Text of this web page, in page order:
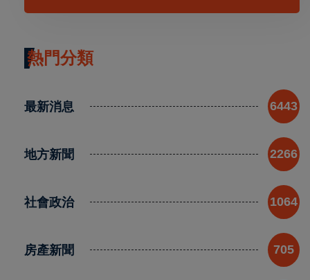
熱門分類
最新消息 6443
地方新聞 2266
社會政治 1064
房產新聞 705